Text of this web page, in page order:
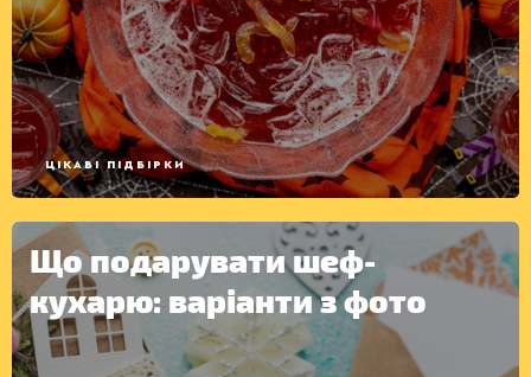
ЦІКАВІ ПІДБІРКИ
Що подарувати шеф-
кухарю: варіанти з фото